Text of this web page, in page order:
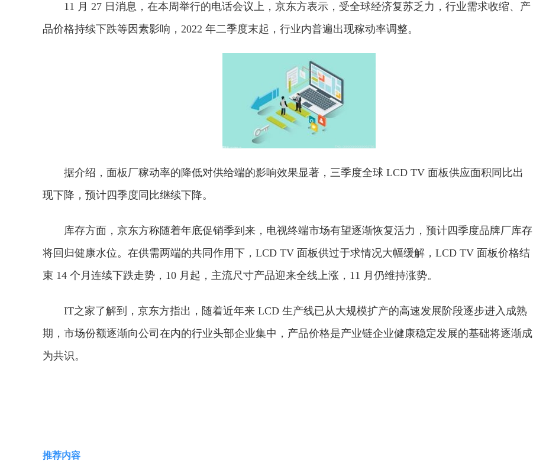
11 月 27 日消息，在本周举行的电话会议上，京东方表示，受全球经济复苏乏力，行业需求收缩、产
品价格持续下跌等因素影响，2022 年二季度末起，行业内普遍出现稼动率调整。
据介绍，面板厂稼动率的降低对供给端的影响效果显著，三季度全球 LCD TV 面板供应面积同比出
现下降，预计四季度同比继续下降。
库存方面，京东方称随着年底促销季到来，电视终端市场有望逐渐恢复活力，预计四季度品牌厂库存
将回归健康水位。在供需两端的共同作用下，LCD TV 面板供过于求情况大幅缓解，LCD TV 面板价格结
束 14 个月连续下跌走势，10 月起，主流尺寸产品迎来全线上涨，11 月仍维持涨势。
IT之家了解到，京东方指出，随着近年来 LCD 生产线已从大规模扩产的高速发展阶段逐步进入成熟
期，市场份额逐渐向公司在内的行业头部企业集中，产品价格是产业链企业健康稳定发展的基础将逐渐成
为共识。
推荐内容